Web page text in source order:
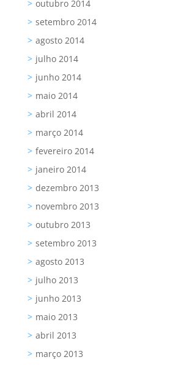
outubro 2014
setembro 2014
agosto 2014
julho 2014
junho 2014
maio 2014
abril 2014
março 2014
fevereiro 2014
janeiro 2014
dezembro 2013
novembro 2013
outubro 2013
setembro 2013
agosto 2013
julho 2013
junho 2013
maio 2013
abril 2013
março 2013